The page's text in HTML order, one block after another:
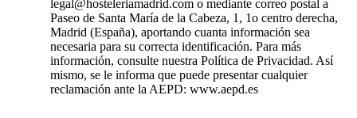
legal@hosteleriamadrid.com o mediante correo postal a
Paseo de Santa María de la Cabeza, 1, 1o centro derecha,
Madrid (España), aportando cuanta información sea
necesaria para su correcta identificación. Para más
información, consulte nuestra Política de Privacidad. Así
mismo, se le informa que puede presentar cualquier
reclamación ante la AEPD: www.aepd.es